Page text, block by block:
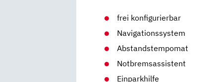
frei konfigurierbar
Navigationssystem
Abstandstempomat
Notbremsassistent
Einparkhilfe